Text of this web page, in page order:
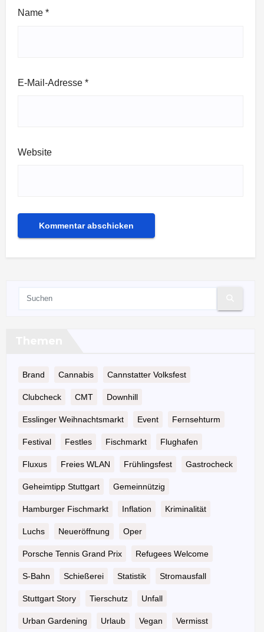
Name *
E-Mail-Adresse *
Website
Brand Cannabis Cannstatter Volksfest
Clubcheck CMT Downhill
Esslinger Weihnachtsmarkt Event Fernsehturm
Festival Festles Fischmarkt Flughafen
Fluxus Freies WLAN Frühlingsfest Gastrocheck
Geheimtipp Stuttgart Gemeinnützig
Hamburger Fischmarkt Inflation Kriminalität
Luchs Neueröffnung Oper
Porsche Tennis Grand Prix Refugees Welcome
S-Bahn Schießerei Statistik Stromausfall
Stuttgart Story Tierschutz Unfall
Urban Gardening Urlaub Vegan Vermisst